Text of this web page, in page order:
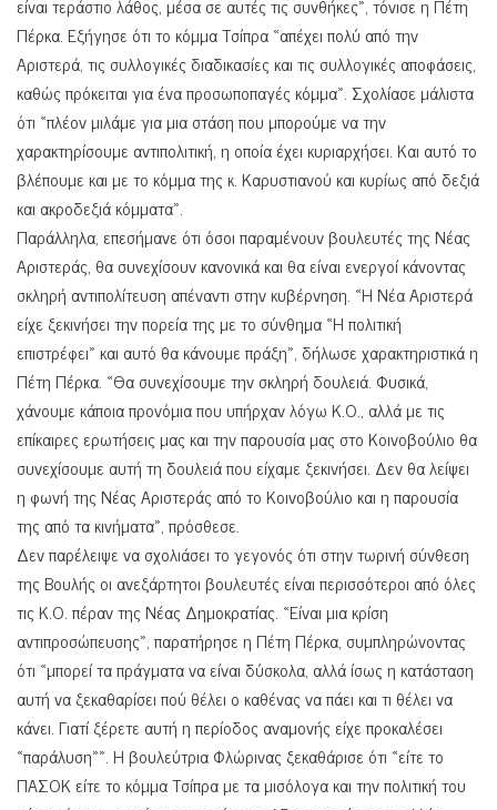
Πέρκα. Εξήγησε ότι το κόμμα Τσίπρα «απέχει πολύ από την
Αριστερά, τις συλλογικές διαδικασίες και τις συλλογικές αποφάσεις,
καθώς πρόκειται για ένα προσωποπαγές κόμμα». Σχολίασε μάλιστα
ότι «πλέον μιλάμε για μια στάση που μπορούμε να την
χαρακτηρίσουμε αντιπολιτική, η οποία έχει κυριαρχήσει. Και αυτό το
βλέπουμε και με το κόμμα της κ. Καρυστιανού και κυρίως από δεξιά
και ακροδεξιά κόμματα».
Παράλληλα, επεσήμανε ότι όσοι παραμένουν βουλευτές της Νέας
Αριστεράς, θα συνεχίσουν κανονικά και θα είναι ενεργοί κάνοντας
σκληρή αντιπολίτευση απέναντι στην κυβέρνηση. «Η Νέα Αριστερά
είχε ξεκινήσει την πορεία της με το σύνθημα «Η πολιτική
επιστρέφει» και αυτό θα κάνουμε πράξη», δήλωσε χαρακτηριστικά η
Πέτη Πέρκα. «Θα συνεχίσουμε την σκληρή δουλειά. Φυσικά,
χάνουμε κάποια προνόμια που υπήρχαν λόγω Κ.Ο., αλλά με τις
επίκαιρες ερωτήσεις μας και την παρουσία μας στο Κοινοβούλιο θα
συνεχίσουμε αυτή τη δουλειά που είχαμε ξεκινήσει. Δεν θα λείψει
η φωνή της Νέας Αριστεράς από το Κοινοβούλιο και η παρουσία
της από τα κινήματα», πρόσθεσε.
Δεν παρέλειψε να σχολιάσει το γεγονός ότι στην τωρινή σύνθεση
της Βουλής οι ανεξάρτητοι βουλευτές είναι περισσότεροι από όλες
τις Κ.Ο. πέραν της Νέας Δημοκρατίας. «Είναι μια κρίση
αντιπροσώπευσης», παρατήρησε η Πέτη Πέρκα, συμπληρώνοντας
ότι «μπορεί τα πράγματα να είναι δύσκολα, αλλά ίσως η κατάσταση
αυτή να ξεκαθαρίσει πού θέλει ο καθένας να πάει και τι θέλει να
κάνει. Γιατί ξέρετε αυτή η περίοδος αναμονής είχε προκαλέσει
«παράλυση»». Η βουλεύτρια Φλώρινας ξεκαθάρισε ότι «είτε το
ΠΑΣΟΚ είτε το κόμμα Τσίπρα με τα μισόλογα και την πολιτική του